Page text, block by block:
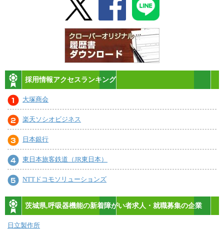
採用情報アクセスランキング
大塚商会
楽天ソシオビジネス
日本銀行
東日本旅客鉄道（JR東日本）
NTTドコモソリューションズ
茨城県,呼吸器機能の新着障がい者求人・就職募集の企業
日立製作所